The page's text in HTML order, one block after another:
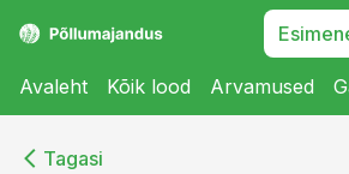
Avaleht Kõik lood Arvamused
Tagasi